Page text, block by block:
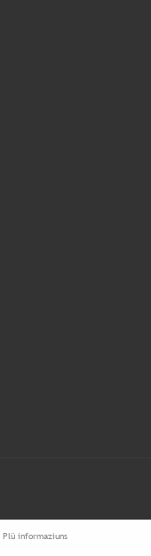
Plü informaziuns
Condiziuns y Privacy